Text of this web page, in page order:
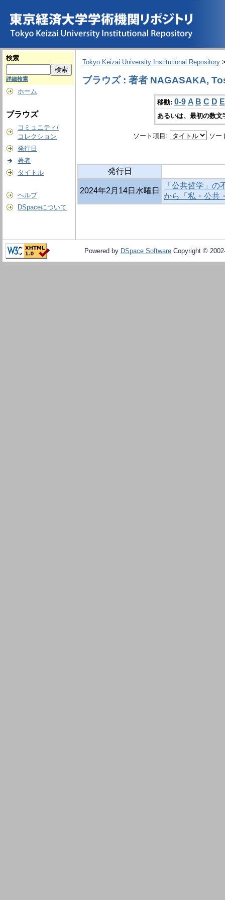
検索
詳細検索
ホーム
ブラウズ
コミュニティ/
コレクション
発行日
著者
タイトル
ヘルプ
DSpaceについて
Tokyo Keizai University Institutional Repository
ブラウズ : 著者 NAGASAKA,
移動: 0-9 A B C D E
あるいは、最初の数
ソート項目: ソー
発行日
2024年2月14日水曜日
「公共哲学」
から「私・公共
Powered by DSpace Software Copyright ©